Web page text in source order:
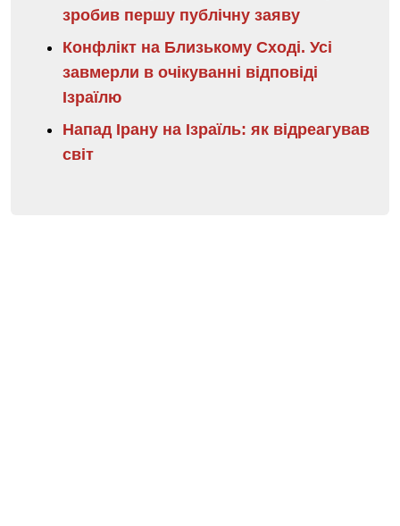
зробив першу публічну заяву
Конфлікт на Близькому Сході. Усі
завмерли в очікуванні відповіді
Ізраїлю
Напад Ірану на Ізраїль: як відреагував
світ